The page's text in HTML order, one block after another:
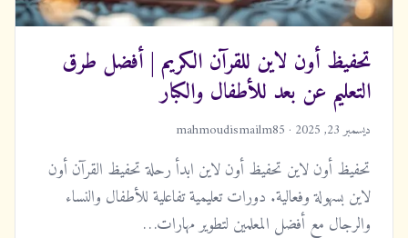
تحفيظ أون لاين للقرآن الكريم | أفضل طرق
التعليم عن بعد للأطفال والكبار
ديسمبر 23, 2025 · mahmoudismailm85
تحفيظ أون لاين تحفيظ أون لاين ابدأ رحلة تحفيظ القرآن أون
لاين بسهولة وفعالية. دورات تعليمية تفاعلية للأطفال والنساء
والرجال مع أفضل المعلمين لتطوير مهارات…